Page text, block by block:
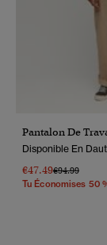
Pantalon De
Disponible En
€47.49Prix Réduit De
€94.99À
Tu Économises 50